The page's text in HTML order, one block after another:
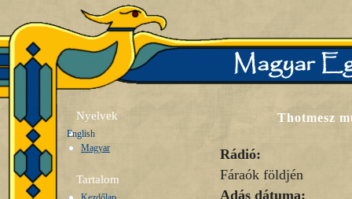
Nyelvek
English
Magyar
Tartalom
Thotmesz
Rádió:
Fáraók földjén
Adás dátuma: